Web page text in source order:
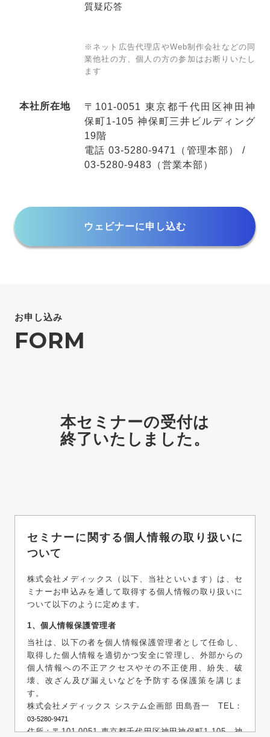
質疑応答
※ネット広告代理店やWeb制作会社などの同
業他社の方、個人の方の参加はお断りいたし
ます
本社所在地
〒101-0051 東京都千代田区神田神
保町1-105 神保町三井ビルディング
19階
電話 03-5280-9471（管理本部） /
03-5280-9483（営業本部）
ウェビナーに申し込む
お申し込み
FORM
本セミナーの受付は
終了いたしました。
セミナーに関する個人情報の取り扱いに
ついて
株式会社メディックス（以下、当社といいます）は、セ
ミナーお申込みを通して取得する個人情報の取り扱いに
ついて以下のように定めます。
1、個人情報保護管理者
当社は、以下の者を個人情報保護管理者として任命し、
取得した個人情報を適切かつ安全に管理し、外部からの
個人情報への不正アクセスやその不正使用、紛失、破
壊、改ざん及び漏えいなどを予防する保護策を講じま
す。
株式会社メディックス システム企画部 田島吾一 TEL：
03-5280-9471
住所：〒101-0051 東京都千代田区神田神保町1-105 神